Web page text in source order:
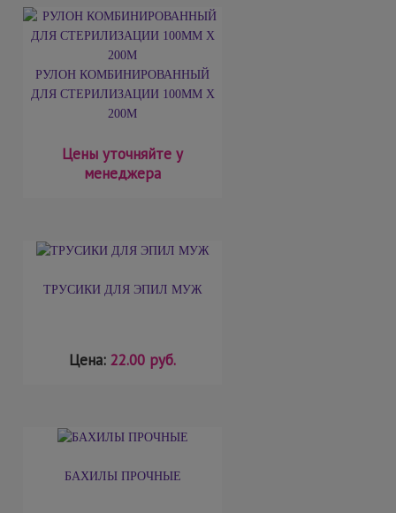
РУЛОН КОМБИНИРОВАННЫЙ
ДЛЯ СТЕРИЛИЗАЦИИ 100ММ X
200М
Цены уточняйте у
менеджера
ТРУСИКИ ДЛЯ ЭПИЛ МУЖ
Цена: 22.00 руб.
БАХИЛЫ ПРОЧНЫЕ